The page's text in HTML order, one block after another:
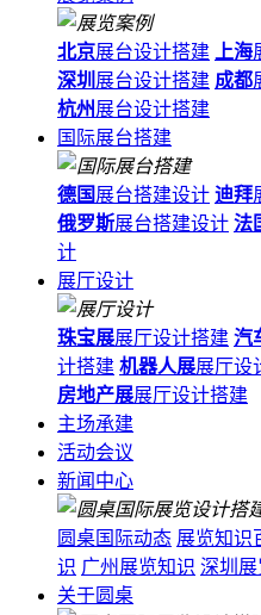
北京展台设计搭建 上海
深圳 展台设计搭建 成都
杭州展台设计搭建
国际展台搭建
德国 展台搭建设计 迪拜
俄罗斯展台搭建设计 法
计
展厅设计
珠宝展展厅设计搭建 汽
计搭建 机器人展展厅设
房地产展展厅设计搭建
主场承建
活动会议
新闻中心
圆桌国际动态 展览知识
识 广州展览知识 深圳
关于圆桌